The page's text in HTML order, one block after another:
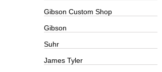
Gibson Custom Shop
Gibson
Suhr
James Tyler